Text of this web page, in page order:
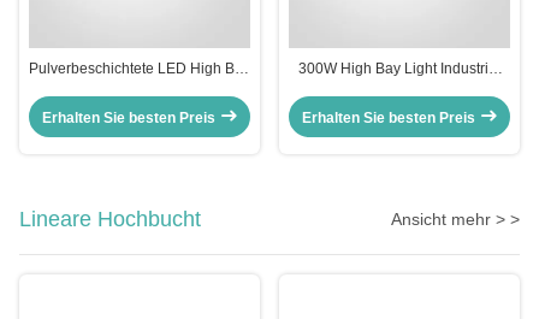
Pulverbeschichtete LED High Bay
Lichter für Lager
Erhalten Sie besten Preis
300W High Bay Light Industrie-
Erhalten Sie besten Preis
Lineare Hochbucht Ansicht mehr > >